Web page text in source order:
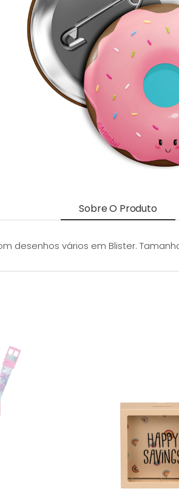
Sobre O Produto
desenhos vários em Blister.